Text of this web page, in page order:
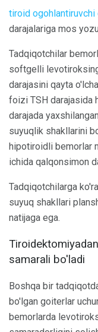
tiroid ogohlantiruvchi
darajalariga mos
Tadqiqotchilar
softgelli
darajasini qayta
foizi TSH darajasida
darajada
suyuqlik shakllarini
hipotiroidli bemorlar
ichida qalqonsimon
Tadqiqotchilarga
suyuq shakllari
natijaga ega.
samarali bo'ladi
Boshqa bir
bo'lgan goiterlar
bemorlarda